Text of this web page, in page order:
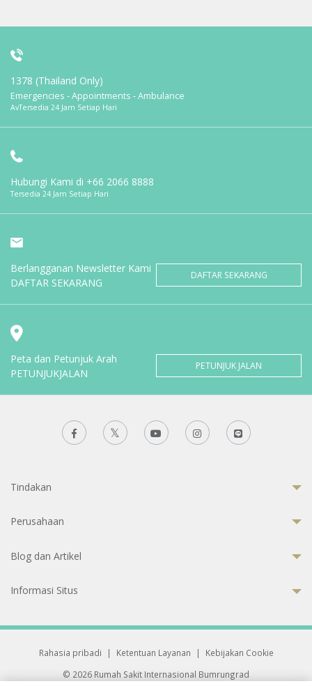
1378 (Thailand Only)
Emergencies - Appointments - Ambulance
AvTersedia 24 Jam Setiap Hari
Hubungi Kami di +66 2066 8888
Tersedia 24 Jam Setiap Hari
Berlangganan Newsletter Kami
DAFTAR SEKARANG
DAFTAR SEKARANG
Peta dan Petunjuk Arah
PETUNJUKJALAN
PETUNJUK JALAN
Tindakan
Perusahaan
Blog dan Artikel
Informasi Situs
Rahasia pribadi | Ketentuan Layanan |
Kebijakan Cookie
© 2026 Rumah Sakit Internasional Bumrungrad